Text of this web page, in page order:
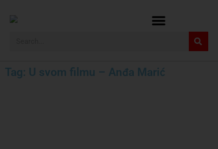
Tag: U svom filmu – Anđa Marić